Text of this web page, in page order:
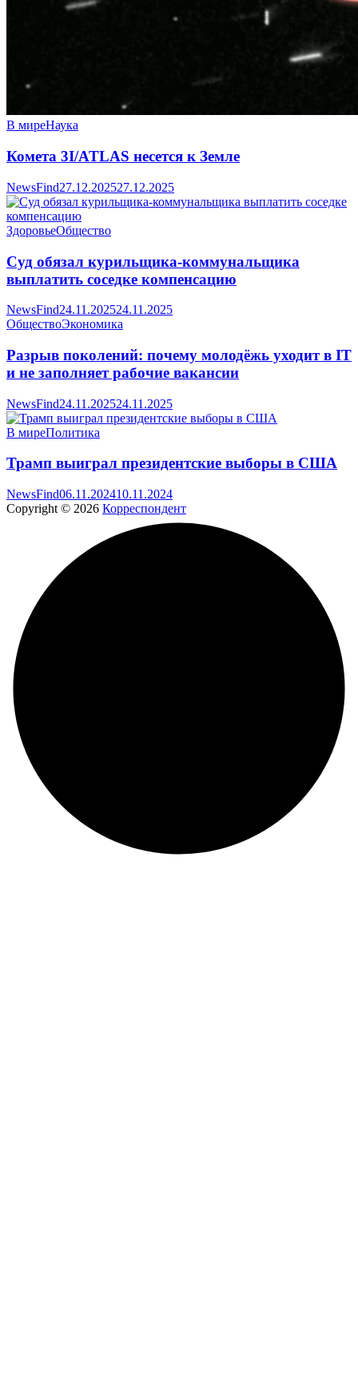
В миреНаука
Комета 3I/ATLAS несется к Земле
NewsFind27.12.202527.12.2025
ЗдоровьеОбщество
Суд обязал курильщика-коммунальщика
выплатить соседке компенсацию
NewsFind24.11.202524.11.2025
ОбществоЭкономика
Разрыв поколений: почему молодёжь уходит в IT
и не заполняет рабочие вакансии
NewsFind24.11.202524.11.2025
В миреПолитика
Трамп выиграл президентские выборы в США
NewsFind06.11.202410.11.2024
Copyright © 2026 Корреспондент